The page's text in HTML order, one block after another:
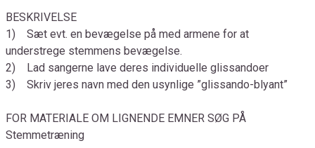
BESKRIVELSE
1) Sæt evt. en bevægelse på med armene for at
understrege stemmens bevægelse.
2) Lad sangerne lave deres individuelle glissandoer
3) Skriv jeres navn med den usynlige ”glissando-blyant”
FOR MATERIALE OM LIGNENDE EMNER SØG PÅ
Stemmetræning